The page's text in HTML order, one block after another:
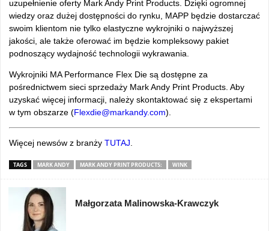
uzupełnienie oferty Mark Andy Print Products. Dzięki ogromnej
wiedzy oraz dużej dostępności do rynku, MAPP będzie dostarczać
swoim klientom nie tylko elastyczne wykrojniki o najwyższej
jakości, ale także oferować im będzie kompleksowy pakiet
podnoszący wydajność technologii wykrawania.
Wykrojniki MA Performance Flex Die są dostępne za
pośrednictwem sieci sprzedaży Mark Andy Print Products. Aby
uzyskać więcej informacji, należy skontaktować się z ekspertami
w tym obszarze (Flexdie@markandy.com).
Więcej newsów z branży TUTAJ
TAGS MARK ANDY MARK ANDY PRINT PRODUCTS: WINK
Małgorzata Malinowska-Krawczyk